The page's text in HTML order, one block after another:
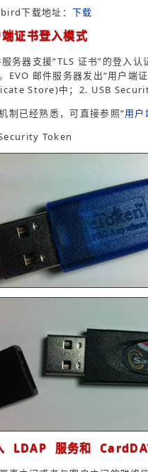
下载地址： 下载
证书登入模式
服务器支援“TLS 证书”的登
EVO 邮件服务器发出“用户
Store)中；2. USB
制已经熟悉，可直接参照“用户
Token
LDAP 服务和